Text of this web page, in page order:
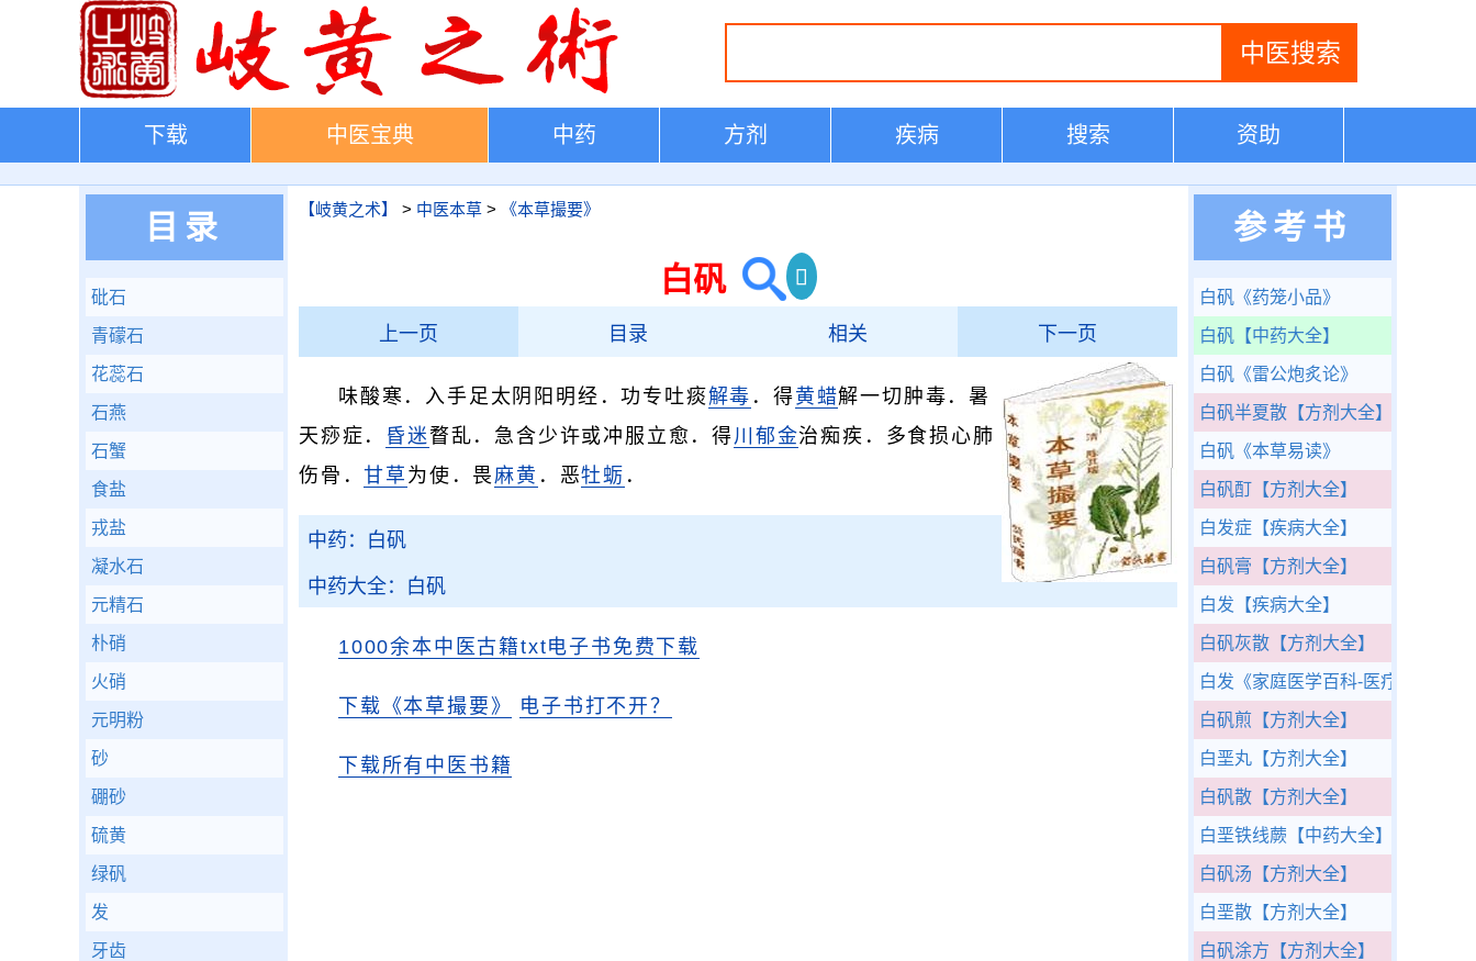
下载 中医宝典 中药 方剂 疾病 搜索 资助
【岐黄之术】 > 中医本草 > 《本草撮要》
白矾
上一页 目录 相关 下一页
味酸寒．入手足太阴阳明经．功专吐痰解毒 ．得黄蜡解一切肿毒．暑
天痧症． 昏迷瞀乱．急含少许或冲服立愈．得川郁金治痴疾．多食损心肺
伤骨．甘草 为使．畏麻黄 ．恶牡蛎 ．
中药：白矾
中药大全：白矾
1000余本中医古籍txt电子书免费下载
下载《本草撮要》 电子书打不开？
下载所有中医书籍
目录
砒石
青礞石
花蕊石
石燕
石蟹
食盐
戎盐
凝水石
元精石
朴硝
火硝
元明粉
砂
硼砂
硫黄
绿矾
发
牙齿
参考书
白矾 《药笼小品》
白矾 【中药大全】
白矾 《雷公炮炙论》
白矾半夏散 【方剂大全】
白矾 《本草易读》
白矾酊 【方剂大全】
白发症 【疾病大全】
白矾膏 【方剂大全】
白发 【疾病大全】
白矾灰散 【方剂大全】
白发 《家庭医学百科-医疗康复篇》
白矾煎 【方剂大全】
白垩丸 【方剂大全】
白矾散 【方剂大全】
白垩铁线蕨 【中药大全】
白矾汤 【方剂大全】
白垩散 【方剂大全】
白矾涂方 【方剂大全】